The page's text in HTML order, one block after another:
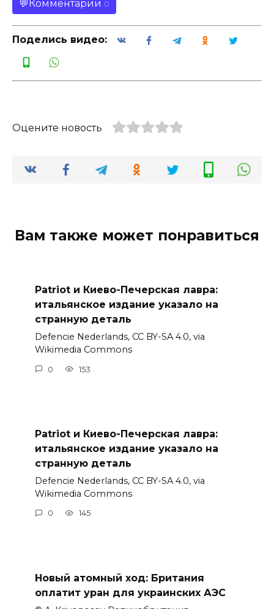
Комментарии 0
Поделись видео:
Оцените новость
Вам также может понравиться
Patriot и Киево-Печерская лавра:
итальянское издание указало на
странную деталь
Defencie Nederlands, CC BY-SA 4.0, via
Wikimedia Commons
0 153
Patriot и Киево-Печерская лавра:
итальянское издание указало на
странную деталь
Defencie Nederlands, CC BY-SA 4.0, via
Wikimedia Commons
0 145
Новый атомный ход: Британия
оплатит уран для украинских АЭС